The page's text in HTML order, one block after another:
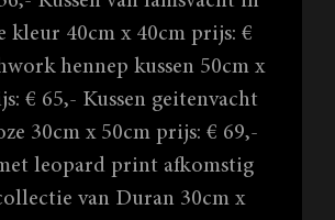
kleur 40cm x 40cm prijs: €
hennep kussen 50cm x
€ 65,- Kussen geitenvacht
30cm x 50cm prijs: € 69,-
leopard print afkomstig
van Duran 30cm x